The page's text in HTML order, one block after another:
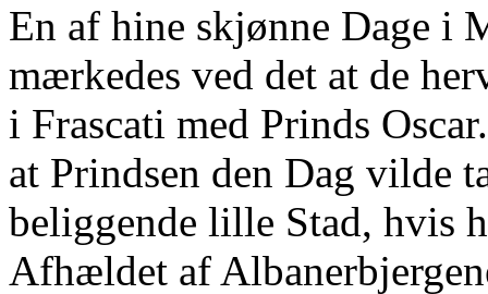
En af hine skjønne Dage i
mærkedes ved det at de
i Frascati med Prinds
at Prindsen den Dag vilde
beliggende lille Stad, hvis
Afhældet af